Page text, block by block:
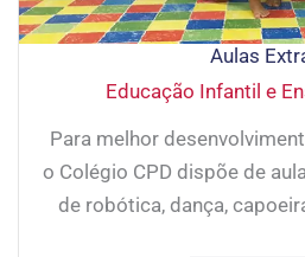
Aulas
Educação Infantil e
Para melhor
o Colégio CPD dispõe de
de robótica, dança,